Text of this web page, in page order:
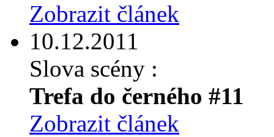
Zobrazit článek
10.12.2011
Slova scény :
Trefa do černého #11
Zobrazit článek